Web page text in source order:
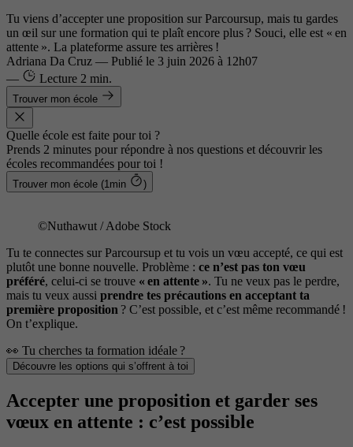
Tu viens d’accepter une proposition sur Parcoursup, mais tu gardes
un œil sur une formation qui te plaît encore plus ? Souci, elle est « en
attente ». La plateforme assure tes arrières !
Adriana Da Cruz — Publié le 3 juin 2026 à 12h07
—
Lecture 2 min.
Trouver mon école
Quelle école est faite pour toi ?
Prends 2 minutes pour répondre à nos questions et découvrir les
écoles recommandées pour toi !
Trouver mon école (1min )
©Nuthawut / Adobe Stock
Tu te connectes sur Parcoursup et tu vois un vœu accepté, ce qui est
plutôt une bonne nouvelle. Problème : ce n’est pas ton vœu
préféré, celui-ci se trouve « en attente ». Tu ne veux pas le perdre,
mais tu veux aussi prendre tes précautions en acceptant ta
première proposition ? C’est possible, et c’est même recommandé !
On t’explique.
👀 Tu cherches ta formation idéale ?
Découvre les options qui s’offrent à toi
Accepter une proposition et garder ses
vœux en attente : c’est possible